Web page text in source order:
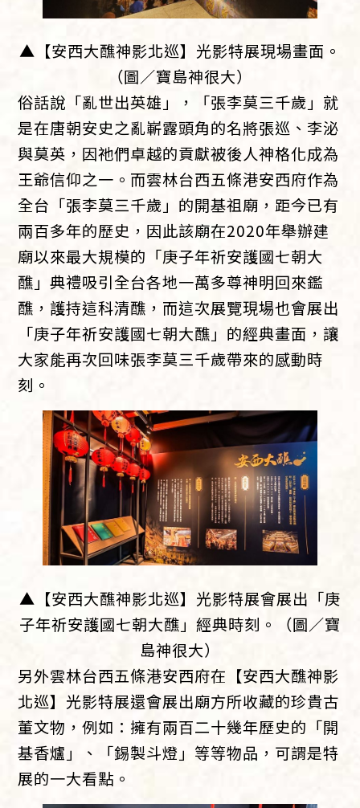
▲【安西大醮神影北巡】光影特展現場畫面。
（圖／寶島神很大）
俗話說「亂世出英雄」，「張李莫三千歲」就
是在唐朝安史之亂嶄露頭角的名將張巡、李泌
與莫英，因祂們卓越的貢獻被後人神格化成為
王爺信仰之一。而雲林台西五條港安西府作為
全台「張李莫三千歲」的開基祖廟，距今已有
兩百多年的歷史，因此該廟在2020年舉辦建
廟以來最大規模的「庚子年祈安護國七朝大
醮」典禮吸引全台各地一萬多尊神明回來鑑
醮，護持這科清醮，而這次展覽現場也會展出
「庚子年祈安護國七朝大醮」的經典畫面，讓
大家能再次回味張李莫三千歲帶來的感動時
刻。
▲【安西大醮神影北巡】光影特展會展出「庚
子年祈安護國七朝大醮」經典時刻。（圖／寶
島神很大）
另外雲林台西五條港安西府在【安西大醮神影
北巡】光影特展還會展出廟方所收藏的珍貴古
董文物，例如：擁有兩百二十幾年歷史的「開
基香爐」、「錫製斗燈」等等物品，可謂是特
展的一大看點。